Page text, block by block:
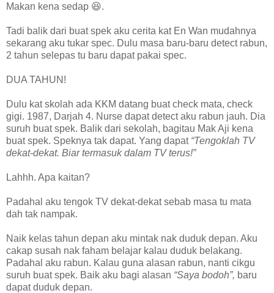
Makan kena sedap 😆.
Tadi balik dari buat spek aku cerita kat En Wan mudahnya
sekarang aku tukar spec. Dulu masa baru-baru detect rabun,
2 tahun selepas tu baru dapat pakai spec.
DUA TAHUN!
Dulu kat skolah ada KKM datang buat check mata, check
gigi. 1987, Darjah 4. Nurse dapat detect aku rabun jauh. Dia
suruh buat spek. Balik dari sekolah, bagitau Mak Aji kena
buat spek. Speknya tak dapat. Yang dapat “Tengoklah TV
dekat-dekat. Biar termasuk dalam TV terus!”
Lahhh. Apa kaitan?
Padahal aku tengok TV dekat-dekat sebab masa tu mata
dah tak nampak.
Naik kelas tahun depan aku mintak nak duduk depan. Aku
cakap susah nak faham belajar kalau duduk belakang.
Padahal aku rabun. Kalau guna alasan rabun, nanti cikgu
suruh buat spek. Baik aku bagi alasan “Saya bodoh”, baru
dapat duduk depan.